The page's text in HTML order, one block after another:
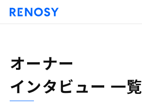
オーナー
インタビュー 一覧